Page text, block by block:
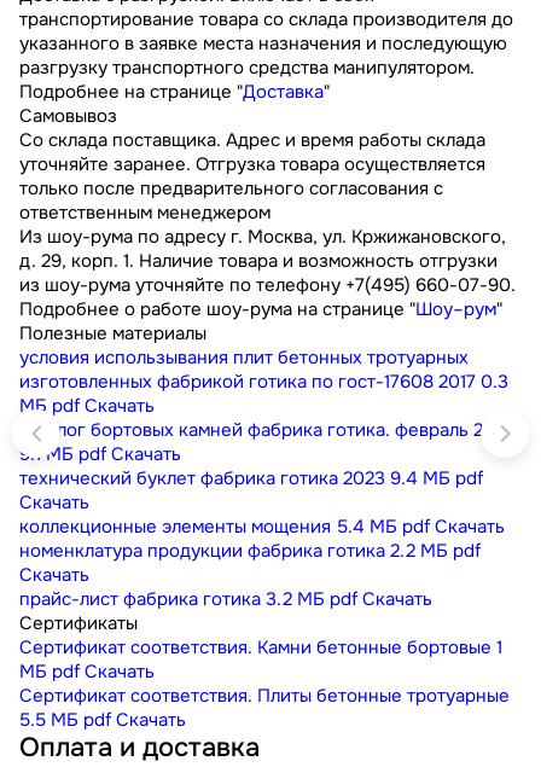
транспортирование товара со склада производителя до
указанного в заявке места назначения и последующую
разгрузку транспортного средства манипулятором.
Подробнее на странице "Доставка"
Самовывоз
Со склада поставщика. Адрес и время работы склада
уточняйте заранее. Отгрузка товара осуществляется
только после предварительного согласования с
ответственным менеджером
Из шоу-рума по адресу г. Москва, ул. Кржижановского,
д. 29, корп. 1. Наличие товара и возможность отгрузки
из шоу-рума уточняйте по телефону +7(495) 660-07-90.
Подробнее о работе шоу-рума на странице "Шоу–рум"
Полезные материалы
условия использывания плит бетонных тротуарных
изготовленных фабрикой готика по гост-17608 2017 0.3
МБ pdf Скачать
каталог бортовых камней фабрика готика. февраль 2023
9.1 МБ pdf Скачать
технический буклет фабрика готика 2023 9.4 МБ pdf
Скачать
коллекционные элементы мощения 5.4 МБ pdf Скачать
номенклатура продукции фабрика готика 2.2 МБ pdf
Скачать
прайс-лист фабрика готика 3.2 МБ pdf Скачать
Сертификаты
Сертификат соответствия. Камни бетонные бортовые 1
МБ pdf Скачать
Сертификат соответствия. Плиты бетонные тротуарные
5.5 МБ pdf Скачать
Оплата и доставка